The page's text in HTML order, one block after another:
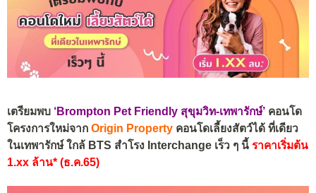
เตรียมพบ ‘Brompton Pet Friendly สุขุมวิท-เทพารักษ์’ คอนโด
โครงการใหม่จาก Origin Property คอนโดเลี้ยงสัตว์ได้ ที่เดียว
ในเทพารักษ์ ใกล้ BTS สำโรง Interchange เร็ว ๆ นี้ ราคาเริ่มต้น
1.xx ล้าน* (ธ.ค.65)